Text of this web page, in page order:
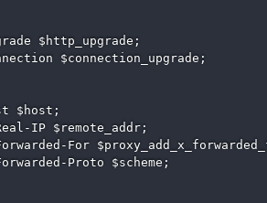
$http_upgrade;
$connection_upgrade;
$host;
IP $remote_addr;
For
Proto $scheme;